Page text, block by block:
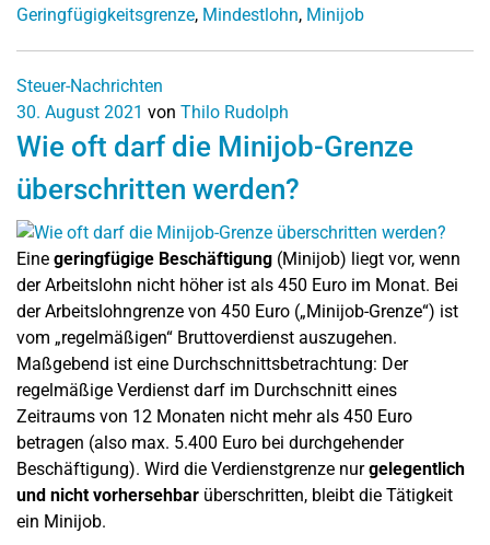
Geringfügigkeitsgrenze, Mindestlohn, Minijob
Steuer-Nachrichten
30. August 2021 von Thilo Rudolph
Wie oft darf die Minijob-Grenze
überschritten werden?
Eine geringfügige Beschäftigung (Minijob) liegt vor, wenn
der Arbeitslohn nicht höher ist als 450 Euro im Monat. Bei
der Arbeitslohngrenze von 450 Euro („Minijob-Grenze“) ist
vom „regelmäßigen“ Bruttoverdienst auszugehen.
Maßgebend ist eine Durchschnittsbetrachtung: Der
regelmäßige Verdienst darf im Durchschnitt eines
Zeitraums von 12 Monaten nicht mehr als 450 Euro
betragen (also max. 5.400 Euro bei durchgehender
Beschäftigung). Wird die Verdienstgrenze nurgelegentlich
und nicht vorhersehbar überschritten, bleibt die Tätigkeit
ein Minijob.